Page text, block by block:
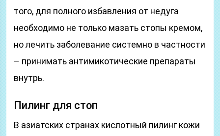
того, для полного избавления от недуга
необходимо не только мазать стопы кремом,
но лечить заболевание системно в частности
– принимать антимикотические препараты
внутрь.
Пилинг для стоп
В азиатских странах кислотный пилинг кожи